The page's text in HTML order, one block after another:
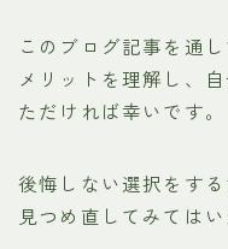
このブログ記事を通
メリットを理解し、
ただければ幸いです。
後悔しない選択をす
見つめ直してみてはい